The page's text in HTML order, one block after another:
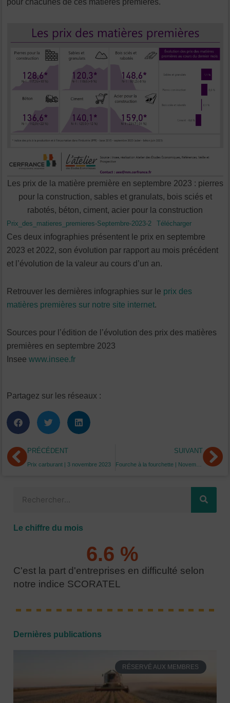
Les prix de la matière première en septembre 2023 : pierres
pour la construction, sables et granulats, bois sciés et
rabotés, béton, ciment, acier pour la construction
Prix_des_matieres_premieres-Septembre-2023-2 Télécharger
Ces deux infographies présentent le prix en septembre
2023 et 2022, son évolution par rapport au mois précédent
et l’évolution de la valeur au cours d’un an.
Retrouver les dernières infographies sur le prix des
matières premières sur notre site internet.
Sources pour l’édition de l’évolution des prix des matières
premières en septembre 2023
Inseewww.insee.fr
Partagez sur les réseaux :
Précédent
PRÉCÉDENT
Prix carburant | 3 novembre 2023
SUIVANT
Fourche à la fourchette | Novembre 2023
Le chiffre du mois
C'est la part d'entreprises en difficulté selon
notre indice SCORATEL
6.6 %
Dernières publications
RÉSERVÉ AUX MEMBRES